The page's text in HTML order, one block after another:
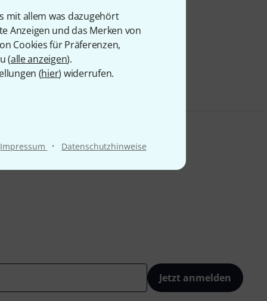
mit allem was dazugehört
Anzeigen und das Merken von
Cookies für Präferenzen,
(alle anzeigen).
(hier) widerrufen.
Impressum · Datenschutzhinweise
Jetzt anmelden